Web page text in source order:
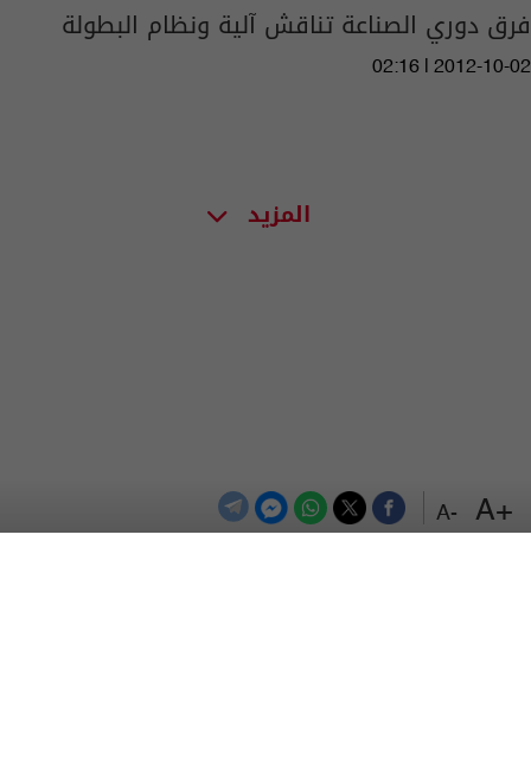
+A
-A
فرق دوري الصناعة تناقش آلية ونظام البطولة
02:16 | 2012-10-02
المزيد